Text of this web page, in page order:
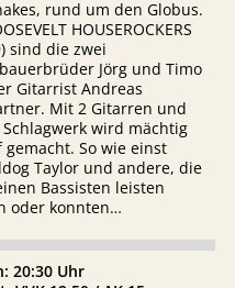
rund um den Globus.
HOUSEROCKERS
sind die zwei
Jörg und Timo
Gitarrist Andreas
Mit 2 Gitarren und
wird mächtig
gemacht. So wie einst
Taylor und andere, die
Bassisten leisten
oder konnten…
20:30 Uhr